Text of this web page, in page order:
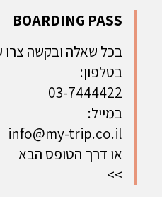
מסע קסום
בין חיות
ונופים
מכושפים -
ההרשמה
הסתיימה
נוב'
מרגש
BOARDING PASS
בכל שאלה ובקשה צרו
בטלפון:
03-7444422
במייל:
info@my-trip.co.il
או דרך הטופס הבא
>>